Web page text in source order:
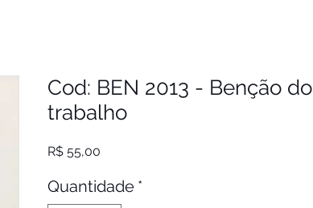
Cod: BEN 2013 - Benção do
trabalho
R$ 55,00
Quantidade *